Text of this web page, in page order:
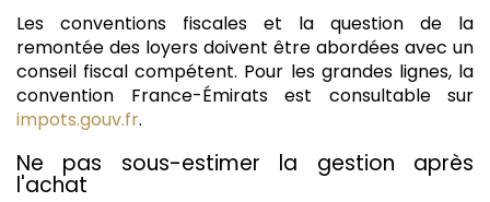
Les conventions fiscales et la question de la
remontée des loyers doivent être abordées avec un
conseil fiscal compétent. Pour les grandes lignes, la
convention France-Émirats est consultable sur
impots.gouv.fr.
Ne pas sous-estimer la gestion après
l'achat